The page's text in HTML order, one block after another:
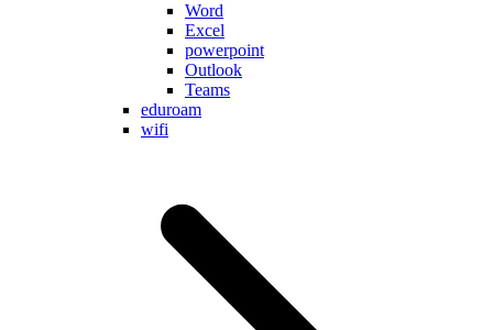
Word
Excel
powerpoint
Outlook
Teams
eduroam
wifi